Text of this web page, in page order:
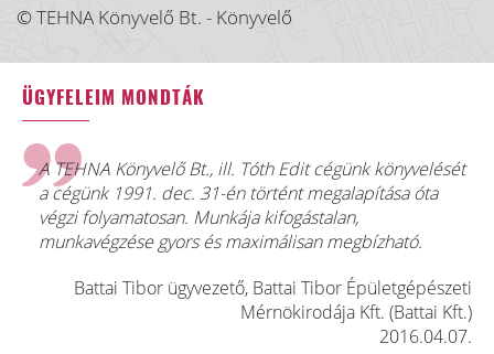
© TEHNA Könyvelő Bt. - Könyvelő
ÜGYFELEIM MONDTÁK
A TEHNA Könyvelő Bt., ill. Tóth Edit cégünk könyvelését
a cégünk 1991. dec. 31-én történt megalapítása óta
végzi folyamatosan. Munkája kifogástalan,
munkavégzése gyors és maximálisan megbízható.
Battai Tibor ügyvezető, Battai Tibor Épületgépészeti
Mérnökirodája Kft. (Battai Kft.)
2016.04.07.